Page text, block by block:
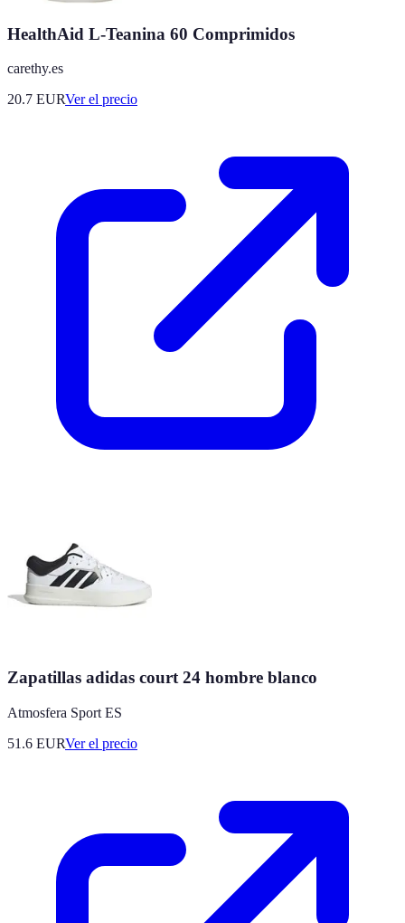
HealthAid L-Teanina 60 Comprimidos
carethy.es
20.7 EURVer el precio
Zapatillas adidas court 24 hombre blanco
Atmosfera Sport ES
51.6 EURVer el precio